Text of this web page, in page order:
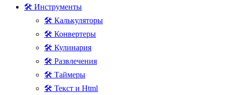
🛠 Инструменты
🛠 Калькуляторы
🛠 Конвертеры
🛠 Кулинария
🛠 Развлечения
🛠 Таймеры
🛠 Текст и Html